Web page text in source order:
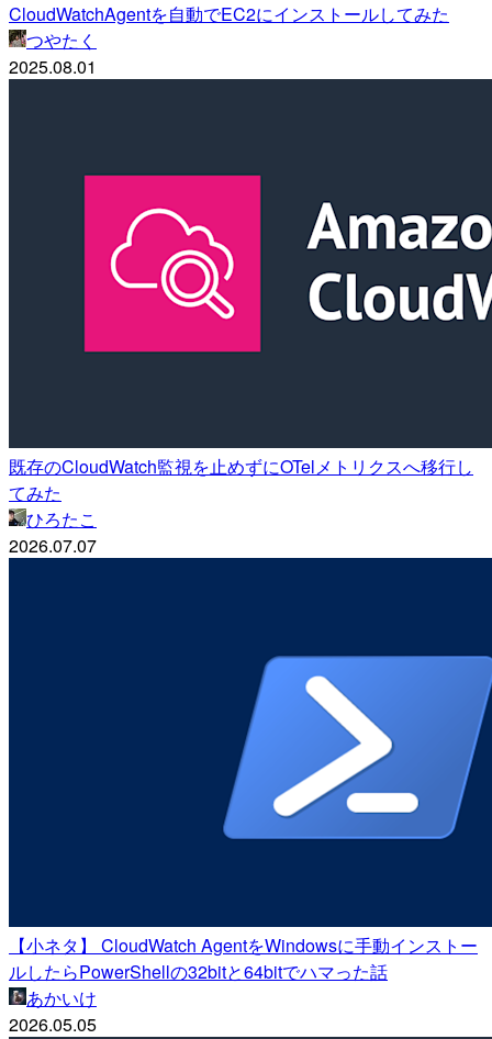
CloudWatchAgentを自動でEC2にインストールしてみた
つやたく
2025.08.01
既存のCloudWatch監視を止めずにOTelメトリクスへ移行し
てみた
ひろたこ
2026.07.07
【小ネタ】 CloudWatch AgentをWindowsに手動インストー
ルしたらPowerShellの32bitと64bitでハマった話
あかいけ
2026.05.05